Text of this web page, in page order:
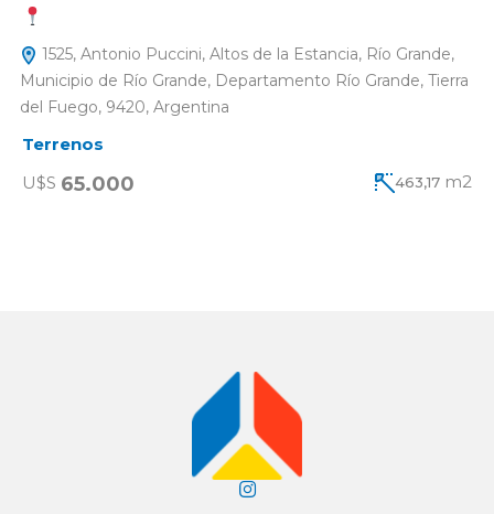
1525, Antonio Puccini, Altos de la Estancia, Río Grande,
Municipio de Río Grande, Departamento Río Grande, Tierra
del Fuego, 9420, Argentina
Terrenos
U$S 65.000 463,17 m2